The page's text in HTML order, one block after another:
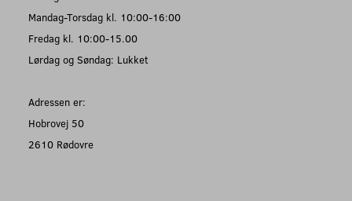
Mandag-Torsdag kl. 10:00-16:00
Fredag kl. 10:00-15.00
Lørdag og Søndag: Lukket
Adressen er:
Hobrovej 50
2610 Rødovre